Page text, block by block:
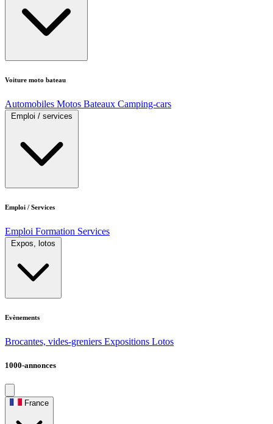
Voiture moto bateau
Automobiles Motos Bateaux Camping-cars
Emploi / services
Emploi / Services
Emploi Formation Services
Expos, lotos
Evènements
Brocantes, vides-greniers Expositions Lotos
1000-annonces
France